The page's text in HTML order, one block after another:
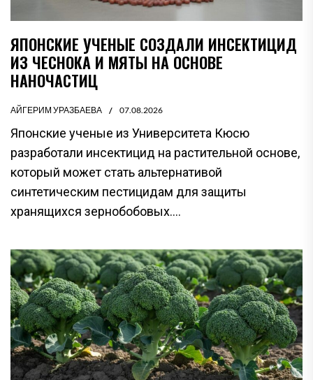
ЯПОНСКИЕ УЧЕНЫЕ СОЗДАЛИ ИНСЕКТИЦИД
ИЗ ЧЕСНОКА И МЯТЫ НА ОСНОВЕ
НАНОЧАСТИЦ
АЙГЕРИМ УРАЗБАЕВА 07.08.2026
Японские ученые из Университета Кюсю
разработали инсектицид на растительной основе,
который может стать альтернативой
синтетическим пестицидам для защиты
хранящихся зернобобовых....